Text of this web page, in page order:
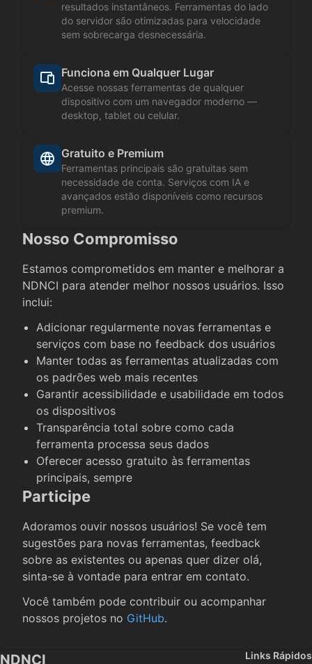
resultados instantâneos. Ferramentas do lado
do servidor são otimizadas para velocidade
sem sobrecarga desnecessária.
Funciona em Qualquer Lugar
Acesse nossas ferramentas de qualquer
dispositivo com um navegador moderno —
desktop, tablet ou celular.
Gratuito e Premium
Ferramentas principais são gratuitas sem
necessidade de conta. Serviços com IA e
avançados estão disponíveis como recursos
premium.
Nosso Compromisso
Estamos comprometidos em manter e melhorar a
NDNCI para atender melhor nossos usuários. Isso
inclui:
Adicionar regularmente novas ferramentas e
serviços com base no feedback dos usuários
Manter todas as ferramentas atualizadas com
os padrões web mais recentes
Garantir acessibilidade e usabilidade em todos
os dispositivos
Transparência total sobre como cada
ferramenta processa seus dados
Oferecer acesso gratuito às ferramentas
principais, sempre
Participe
Adoramos ouvir nossos usuários! Se você tem
sugestões para novas ferramentas, feedback
sobre as existentes ou apenas quer dizer olá,
sinta-se à vontade para entrar em contato.
Você também pode contribuir ou acompanhar
nossos projetos no GitHub.
NDNCI
Links Rápidos